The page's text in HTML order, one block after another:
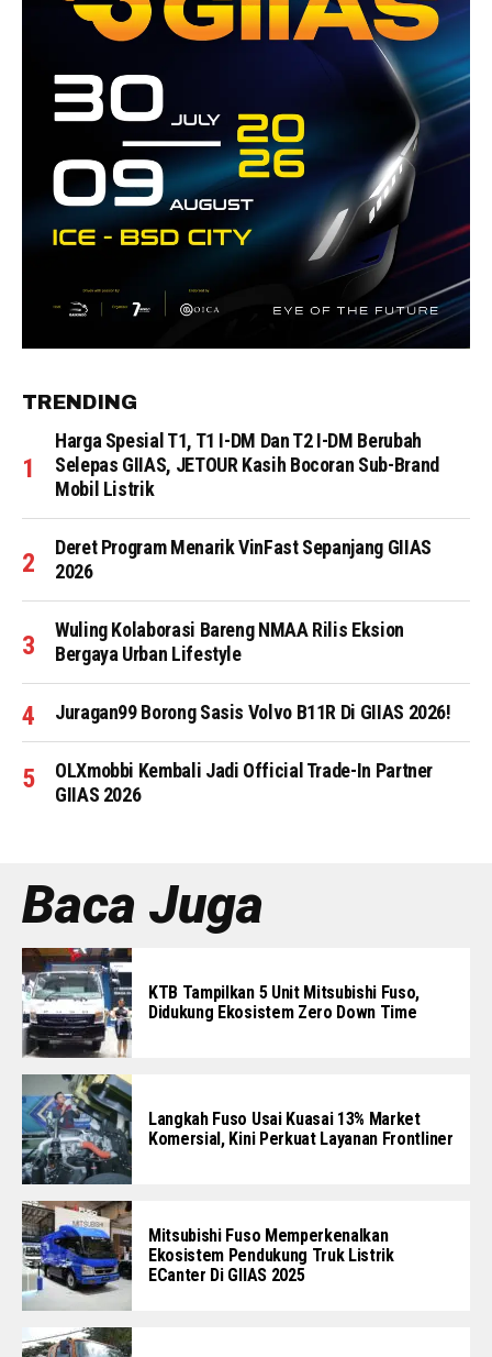
TRENDING
Harga Spesial T1, T1 I-DM Dan T2 I-DM Berubah
Selepas GIIAS, JETOUR Kasih Bocoran Sub-Brand
Mobil Listrik
Deret Program Menarik VinFast Sepanjang GIIAS
2026
Wuling Kolaborasi Bareng NMAA Rilis Eksion
Bergaya Urban Lifestyle
Juragan99 Borong Sasis Volvo B11R Di GIIAS 2026!
OLXmobbi Kembali Jadi Official Trade-In Partner
GIIAS 2026
Baca Juga
KTB Tampilkan 5 Unit Mitsubishi Fuso,
Didukung Ekosistem Zero Down Time
Langkah Fuso Usai Kuasai 13% Market
Komersial, Kini Perkuat Layanan Frontliner
Mitsubishi Fuso Memperkenalkan
Ekosistem Pendukung Truk Listrik
ECanter Di GIIAS 2025